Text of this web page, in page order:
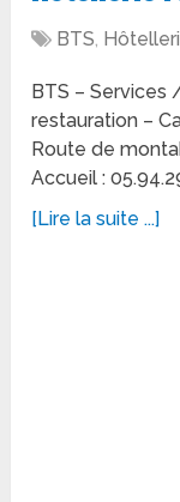
BTS,
BTS –
restauration –
Route de
Accueil :
[Lire la suite ...]